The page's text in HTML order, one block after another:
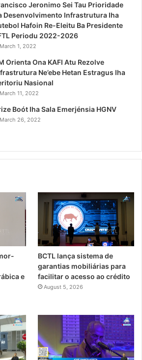
Jeronimo Sei Tau Prioridade
Desenvolvimento Infrastrutura Iha
Hafoin Re-Eleitu Ba Presidente
Periodu 2022-2026
March 1, 2022
Orienta Ona KAFI Atu Rezolve
Ne’ebe Hetan Estragus Iha
Nasional
March 11, 2022
Boót Iha Sala Emerjénsia HGNV
March 26, 2022
e
BCTL lança sistema de
garantias mobiliárias para
facilitar o acesso ao crédito
August 5, 2026